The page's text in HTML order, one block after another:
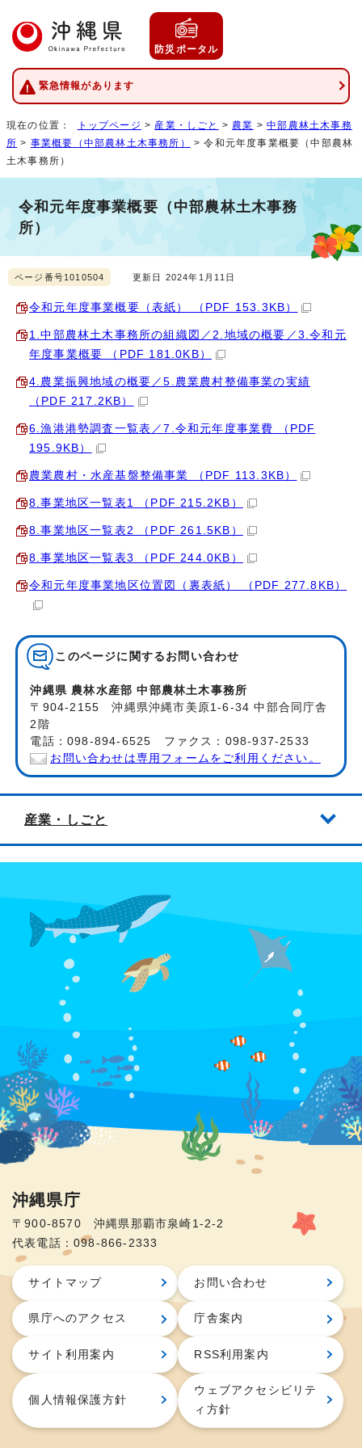
防災ポータル
緊急情報があります
現在の位置： トップページ > 産業・しごと > 農業 >中部農林土木事務
所 > 事業概要（中部農林土木事務所）
> 令和元年度事業概要（中部農林
土木事務所）
令和元年度事業概要（中部農林土木事務
所）
ページ番号1010504 更新日 2024年1月11日
令和元年度事業概要（表紙） （PDF 153.3KB）
1.中部農林土木事務所の組織図／2.地域の概要／3.令和元
年度事業概要 （PDF 181.0KB）
4.農業振興地域の概要／5.農業農村整備事業の実績
（PDF 217.2KB）
6.漁港港勢調査一覧表／7.令和元年度事業費 （PDF
195.9KB）
農業農村・水産基盤整備事業 （PDF 113.3KB）
8.事業地区一覧表1 （PDF 215.2KB）
8.事業地区一覧表2 （PDF 261.5KB）
8.事業地区一覧表3 （PDF 244.0KB）
令和元年度事業地区位置図（裏表紙） （PDF 277.8KB）
このページに関する お問い合わせ
沖縄県 農林水産部 中部農林土木事務所
〒904-2155 沖縄県沖縄市美原1-6-34 中部合同庁舎
2階
電話：098-894-6525 ファクス：098-937-2533
お問い合わせは専用フォームをご利用ください。
産業・しごと
沖縄県庁
〒900-8570 沖縄県那覇市泉崎1-2-2
代表電話：098-866-2333
サイトマップ お問い合わせ
県庁へのアクセス 庁舎案内
サイト利用案内 RSS利用案内
個人情報保護方針
ウェブアクセシビリテ
ィ方針